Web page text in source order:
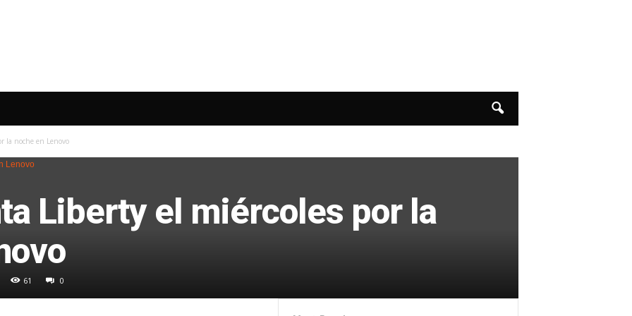
la noche en Lenovo
Liberty el miércoles por la
61 0